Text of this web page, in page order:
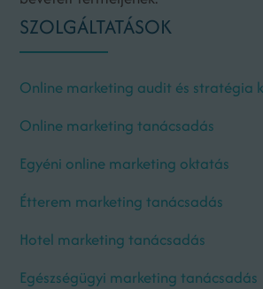
SZOLGÁLTATÁSOK
Online marketing audit és stratégia
Online marketing tanácsadás
Egyéni online marketing oktatás
Étterem marketing tanácsadás
Hotel marketing tanácsadás
Egészségügyi marketing tanácsadás